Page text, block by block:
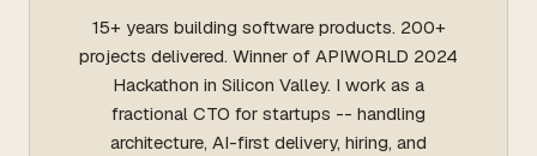
15+ years building software products. 200+
projects delivered. Winner of APIWORLD 2024
Hackathon in Silicon Valley. I work as a
fractional CTO for startups -- handling
architecture, AI-first delivery, hiring, and